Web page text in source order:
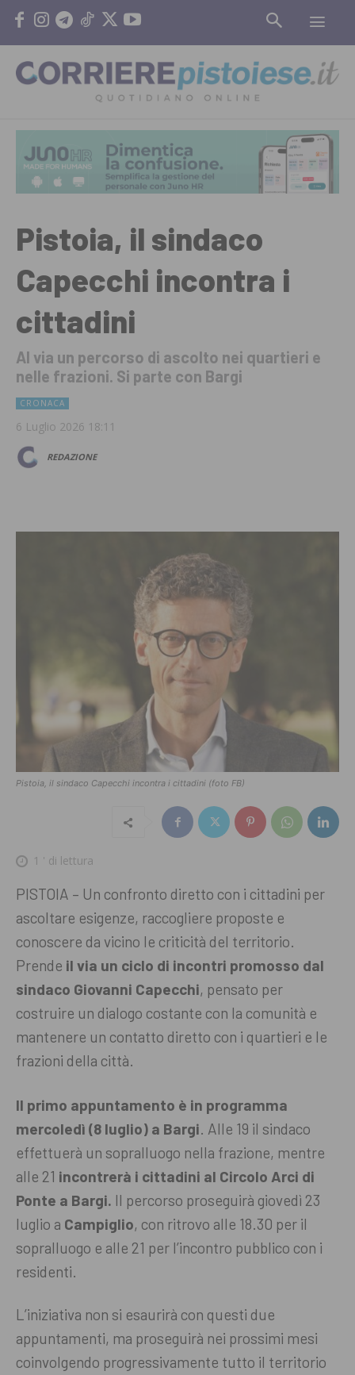
Pistoia, il sindaco
Capecchi incontra i
cittadini
Al via un percorso di ascolto nei quartieri e
nelle frazioni. Si parte con Bargi
CRONACA
6 Luglio 2026 18:11
REDAZIONE
Pistoia, il sindaco Capecchi incontra i cittadini (foto FB)
1 ' di lettura
PISTOIA – Un confronto diretto con i cittadini per
ascoltare esigenze, raccogliere proposte e
conoscere da vicino le criticità del territorio.
Prende il via un ciclo di incontri promosso dal
sindaco Giovanni Capecchi, pensato per
costruire un dialogo costante con la comunità e
mantenere un contatto diretto con i quartieri e le
frazioni della città.
Il primo appuntamento è in programma
mercoledì (8 luglio) a Bargi . Alle 19 il sindaco
effettuerà un sopralluogo nella frazione, mentre
alle 21 incontrerà i cittadini al Circolo Arci di
Ponte a Bargi. Il percorso proseguirà giovedì 23
luglio a Campiglio, con ritrovo alle 18.30 per il
sopralluogo e alle 21 per l’incontro pubblico con i
residenti.
L’iniziativa non si esaurirà con questi due
appuntamenti, ma proseguirà nei prossimi mesi
coinvolgendo progressivamente tutto il territorio